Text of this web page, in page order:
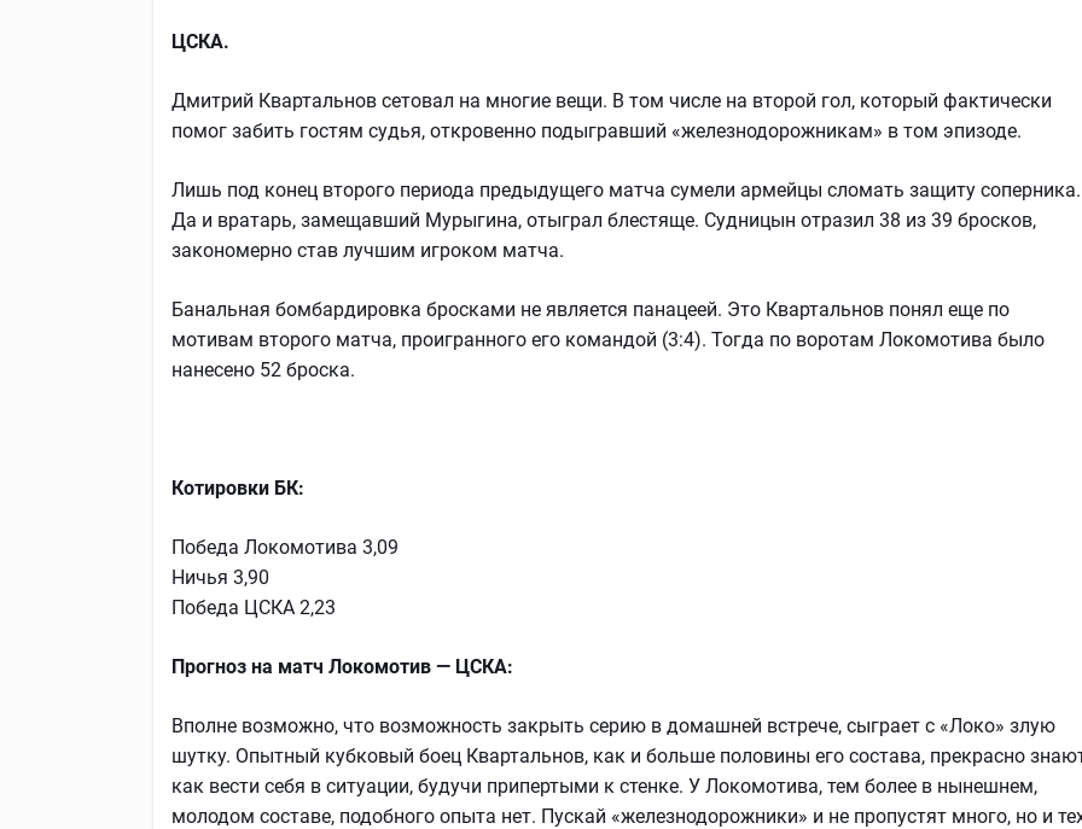
ЦСКА.
Дмитрий Квартальнов сетовал на многие вещи. В том числе на второй гол, который фактически
помог забить гостям судья, откровенно подыгравший «железнодорожникам» в том эпизоде.
Лишь под конец второго периода предыдущего матча сумели армейцы сломать защиту соперника.
Да и вратарь, замещавший Мурыгина, отыграл блестяще. Судницын отразил 38 из 39 бросков,
закономерно став лучшим игроком матча.
Банальная бомбардировка бросками не является панацеей. Это Квартальнов понял еще по
мотивам второго матча, проигранного его командой (3:4). Тогда по воротам Локомотива было
нанесено 52 броска.
Котировки БК:
Победа Локомотива 3,09
Ничья 3,90
Победа ЦСКА 2,23
Прогноз на матч Локомотив — ЦСКА:
Вполне возможно, что возможность закрыть серию в домашней встрече, сыграет с «Локо» злую
шутку. Опытный кубковый боец Квартальнов, как и больше половины его состава, прекрасно
как вести себя в ситуации, будучи припертыми к стенке. У Локомотива, тем более в нынешнем,
молодом составе, подобного опыта нет. Пускай «железнодорожники» и не пропустят много, но и